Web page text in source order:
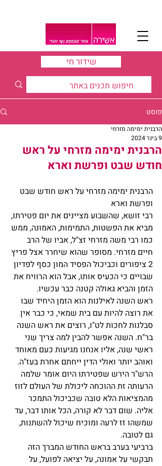
שידור חי
פוסט
הרבנית ימימה מזרחי על ראש
חודש שבט ופרשת וארא
הרבנית ימימה מזרחי
9 בינו׳ 2024
הרבנית ימימה מזרחי על ראש חודש שבט
ופרשת וארא
רבי זושא, שהשבוע מציינים את יום פטירתו,
מביא את הפשטות, התמימות, האמונה, ממש
כמו רבי משה מזרחי זצ"ל, אביו של הרב
חיים מזרחי. מסופר שהוא שיחרר אצל פריץ
2 ציפורים וכביכול הפסיד המון כסף לפדיון
שבויים כי הכעיס אותו, אבל הוא הרוויח את
הזמן והביא גאולה קטנה כבר עכשיו.
ראש השנה לאילנות הוא הזמן היחיד שבו
את רוצה להיות עם בית שמאי, כי כבר אין
סבלנות לחכות לט"ו, רוצים את ראש השנה
בר"ח. השנה אפשר להבין למה צריך שני
ראשי שנה, אליו אנחנו מגיעות כעם מאוחד
ואוהב יותר ואולי הדין ייחתם אחרת בעז"ה.
הרש"ר הירש שפטירתו היום אומר שלמה
הרעותה זת ההוכחה ליכולת של העולם לזוז
מהמציאות הלא טובה שכביכול התמכר
אליה. שום דבר לא קורה, הכל אותו דבר, עד
שמשהו זז לרעה ומוכיח שיכול להשתנות,
גם לטובה.
ברביעי בערב בראש החודש המברך הזה
תבקשי על אמונה, על יציאה לפועל, על